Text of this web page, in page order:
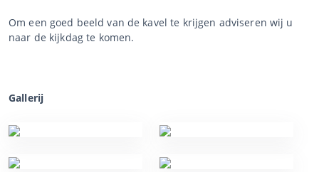
Om een goed beeld van de kavel te krijgen adviseren wij u
naar de kijkdag te komen.
Gallerij